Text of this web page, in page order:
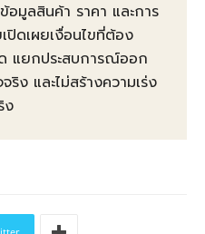
อมูลสินค้า ราคา และการ
ปิดเผยเงื่อนไขที่ต้อง
แยกประสบการณ์ออก
ริง และไม่สร้างความเร่ง
ง